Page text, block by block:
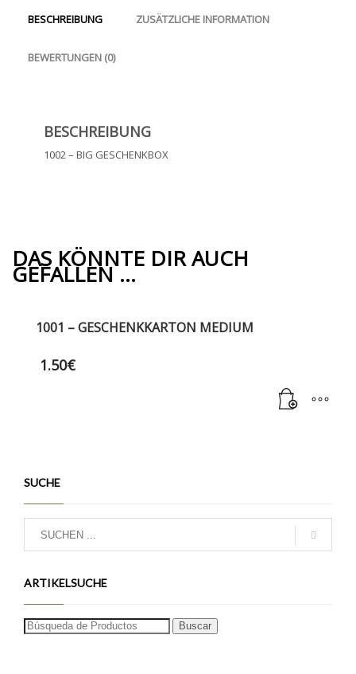
BESCHREIBUNG ZUSÄTZLICHE INFORMATION
BEWERTUNGEN (0)
BESCHREIBUNG
1002 – BIG GESCHENKBOX
DAS KÖNNTE DIR AUCH
GEFALLEN …
1001 – GESCHENKKARTON MEDIUM
1.50€
SUCHE
ARTIKELSUCHE
Search